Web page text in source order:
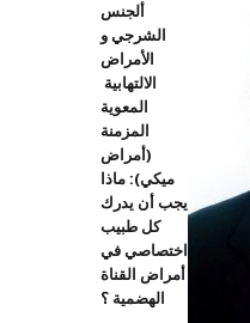
ألجنس
الشرجي و
الأمراض
الالتهابية
المعوية
المزمنة
(أمراض
ميكي): ماذا
يجب أن يدرك
كل طبيب
اختصاصي في
أمراض القناة
الهضمية ؟